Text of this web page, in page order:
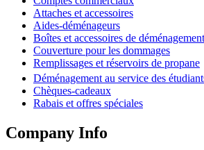
Attaches et accessoires
Aides-déménageurs
Boîtes et accessoires de déménagement
Couverture pour les dommages
Remplissages et réservoirs de propane
Déménagement au service des
Chèques-cadeaux
Rabais et offres spéciales
Company Info